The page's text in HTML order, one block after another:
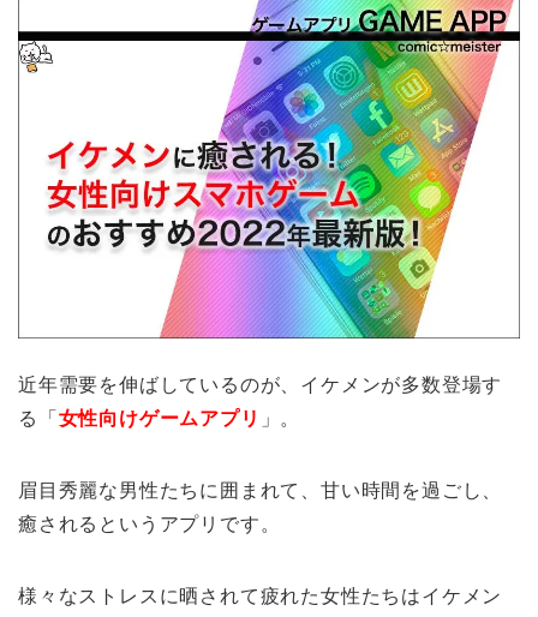
近年需要を伸ばしているのが、イケメンが多数登場す
る「 女性向けゲームアプリ 」。
眉目秀麗な男性たちに囲まれて、甘い時間を過ごし、
癒されるというアプリです。
様々なストレスに晒されて疲れた女性たちはイケメン